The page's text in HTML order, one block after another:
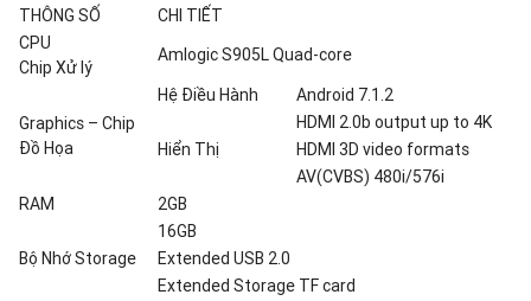
THÔNG SỐ
CHI TIẾT
CPU
Chip Xử lý
Amlogic S905L Quad-core
Graphics – Chip
Đồ Họa
Hệ Điều Hành Android 7.1.2
Hiển Thị
HDMI 2.0b output up to 4K
HDMI 3D video formats
AV(CVBS) 480i/576i
RAM
2GB
Bộ Nhớ Storage
16GB
Extended USB 2.0
Extended Storage TF card